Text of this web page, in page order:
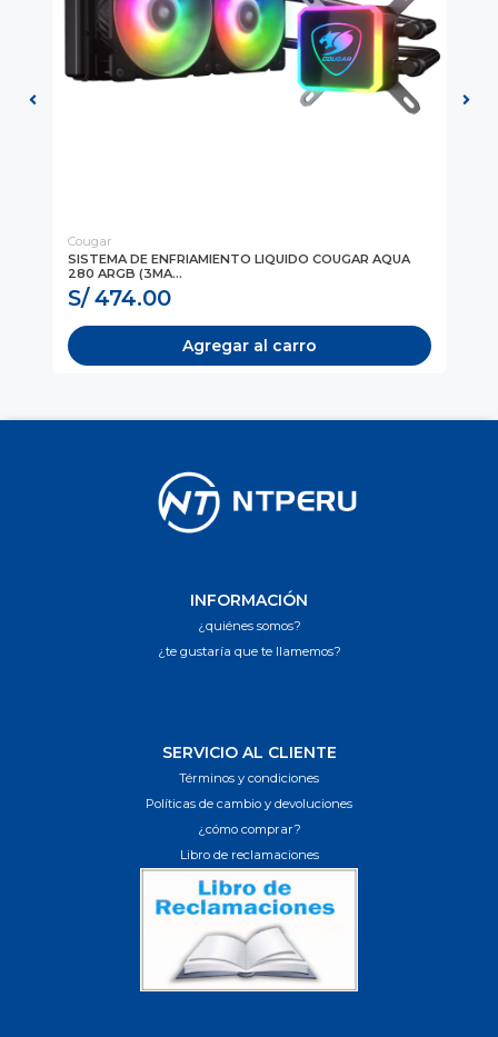
Cougar
SISTEMA DE ENFRIAMIENTO LIQUIDO COUGAR AQUA
280 ARGB (3MA...
S/ 474.00
Agregar al carro
INFORMACIÓN
¿quiénes somos?
¿te gustaría que te llamemos?
SERVICIO AL CLIENTE
Términos y condiciones
Políticas de cambio y devoluciones
¿cómo comprar?
Libro de reclamaciones